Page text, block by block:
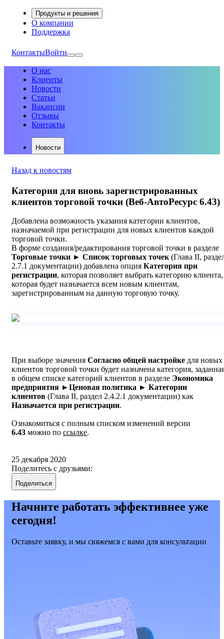
Продукты и решения
О компании
Поддержка
КонтактыВойти
О нас
Клиенты
Новости
Статьи
Вакансии
Отзывы
Контакты
Новости
Назад к новостям
Категория для вновь зарегистрированных
клиентов торговой точки (Веб-АвтоРесурс 6.43)
Добавлена возможность указания категории клиентов,
назначаемой при регистрации для новых клиентов каждой
торговой точки.
В форме создания/редактирования торговой точки в разделе
Торговые точки ► Список торговых точек(Глава II,
2.7.1 документации) добавлена опция Категория при
регистрации, которая позволяет выбрать категорию клиента,
которая будет назначается всем новым клиентам,
зарегистрированным на данную торговую точку.
При выборе значения Согласно общей настройке для новых
клиентов торговой точки будет назначена категория,
в общем списке категорий клиентов в разделе Экономика
предприятия ►Ценовая политика ► Категории
клиентов (Глава II, раздел 2.4.2.1 документации) как
Назначается при регистрации.
Ознакомиться с полным списком изменений версии
6.43 можно по ссылке.
25 декабря 2020
Поделитесь с друзьями:
Поделиться
Начните работать эффективнее уже
сегодня!
Оставьте заявку, и мы свяжемся с вами для консультации